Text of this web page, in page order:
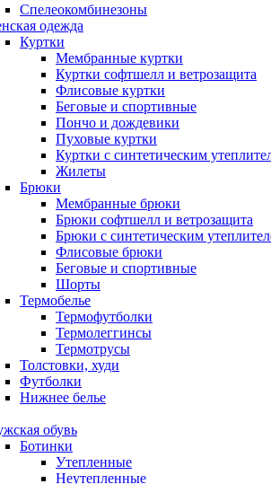
Спелеокомбинезоны
одежда
Куртки
Мембранные куртки
Куртки софтшелл и ветрозащита
Флисовые куртки
Беговые и спортивные
Пончо и дождевики
Пуховые куртки
Куртки с синтетическим
Жилеты
Брюки
Мембранные брюки
Брюки софтшелл и ветрозащита
Брюки с синтетическим
Флисовые брюки
Беговые и спортивные
Шорты
Термобелье
Термофутболки
Термолеггинсы
Термотрусы
Толстовки, худи
Футболки
Нижнее белье
обувь
Ботинки
Утепленные
Неутепленные